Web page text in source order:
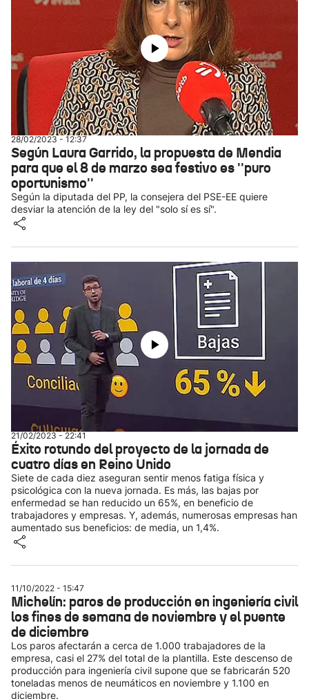
28/02/2023 - 12:37
Según Laura Garrido, la propuesta de Mendia
para que el 8 de marzo sea festivo es ''puro
oportunismo''
Según la diputada del PP, la consejera del PSE-EE quiere
desviar la atención de la ley del "solo sí es sí".
21/02/2023 - 22:41
Éxito rotundo del proyecto de la jornada de
cuatro días en Reino Unido
Siete de cada diez aseguran sentir menos fatiga física y
psicológica con la nueva jornada. Es más, las bajas por
enfermedad se han reducido un 65%, en beneficio de
trabajadores y empresas. Y, además, numerosas empresas han
aumentado sus beneficios: de media, un 1,4%.
11/10/2022 - 15:47
Michelín: paros de producción en ingeniería civil
los fines de semana de noviembre y el puente
de diciembre
Los paros afectarán a cerca de 1.000 trabajadores de la
empresa, casi el 27% del total de la plantilla. Este descenso de
producción para ingeniería civil supone que se fabricarán 520
toneladas menos de neumáticos en noviembre y 1.100 en
diciembre.